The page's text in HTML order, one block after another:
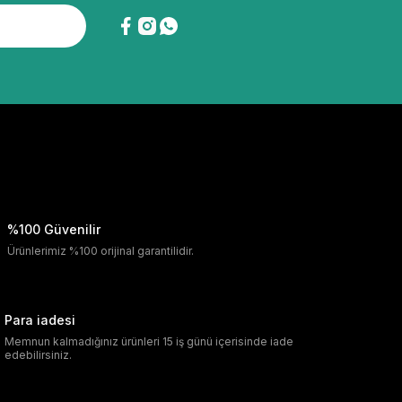
%100 Güvenilir
Ürünlerimiz %100 orijinal garantilidir.
Para iadesi
Memnun kalmadığınız ürünleri 15 iş günü içerisinde iade
edebilirsiniz.